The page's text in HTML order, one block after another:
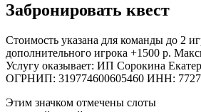
Забронировать квест
Стоимость указана для команды до 2
дополнительного игрока +1500 р.
Услугу оказывает: ИП Сорокина
ОГРНИП: 319774600605460 ИНН:
Этим значком отмечены слоты